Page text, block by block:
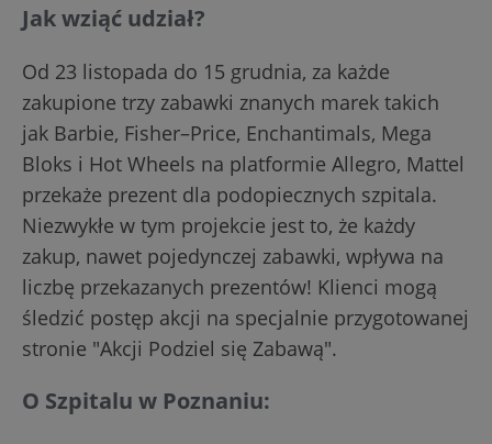
Jak wziąć udział?
Od 23 listopada do 15 grudnia, za każde
zakupione trzy zabawki znanych marek takich
jak Barbie, Fisher–Price, Enchantimals, Mega
Bloks i Hot Wheels na platformie Allegro, Mattel
przekaże prezent dla podopiecznych szpitala.
Niezwykłe w tym projekcie jest to, że każdy
zakup, nawet pojedynczej zabawki, wpływa na
liczbę przekazanych prezentów! Klienci mogą
śledzić postęp akcji na specjalnie przygotowanej
stronie "Akcji Podziel się Zabawą".
O Szpitalu w Poznaniu: